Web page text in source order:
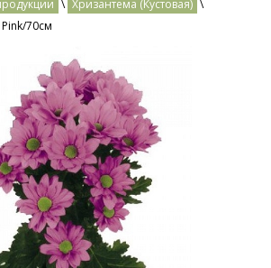
\ Хризантема (Кустовая) \
70см